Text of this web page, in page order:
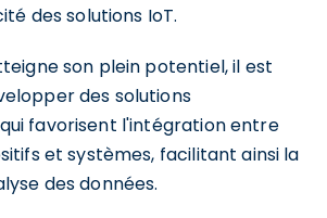
des solutions IoT.
son plein potentiel, il est
des solutions
favorisent l'intégration entre
et systèmes, facilitant ainsi la
des données.